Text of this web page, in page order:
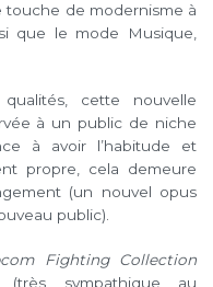
touche de modernisme à
que le mode Musique,
cette nouvelle
à un public de niche
à avoir l’habitude et
propre, cela demeure
(un nouvel opus
public).
Fighting Collection
sympathique au